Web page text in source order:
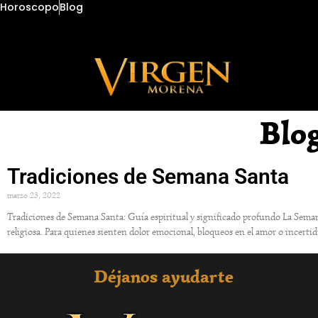
HoroscopoBlog
Tradiciones de Semana Santa
marzo 23, 2022
Tradiciones de Semana Santa: Guía espiritual y significado profundo La
religiosa. Para quienes sienten dolor emocional, bloqueos en el amor o
Déjanos ayudarte